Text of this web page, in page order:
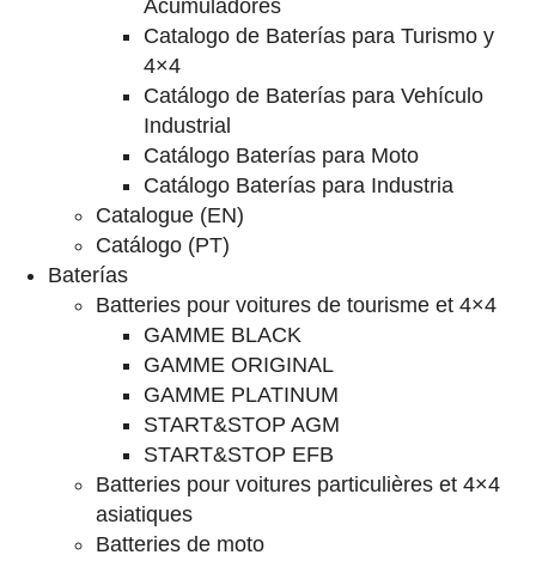
Acumuladores
Catalogo de Baterías para Turismo y
4×4
Catálogo de Baterías para Vehículo
Industrial
Catálogo Baterías para Moto
Catálogo Baterías para Industria
Catalogue (EN)
Catálogo (PT)
Baterías
Batteries pour voitures de tourisme et 4×4
GAMME BLACK
GAMME ORIGINAL
GAMME PLATINUM
START&STOP AGM
START&STOP EFB
Batteries pour voitures particulières et 4×4
asiatiques
Batteries de moto